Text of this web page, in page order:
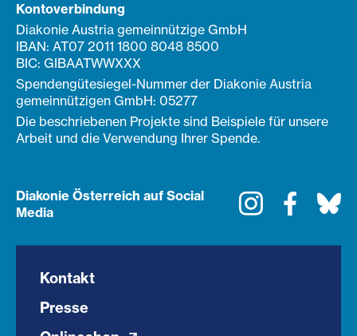
Kontoverbindung
Diakonie Austria gemeinnützige GmbH
IBAN: AT07 2011 1800 8048 8500
BIC: GIBAATWWXXX
Spendengütesiegel-Nummer der Diakonie Austria
gemeinnützigen GmbH: 05277
Die beschriebenen Projekte sind Beispiele für unsere
Arbeit und die Verwendung Ihrer Spende.
Diakonie Österreich auf Social
Media
Instagram
Kontakt
Presse